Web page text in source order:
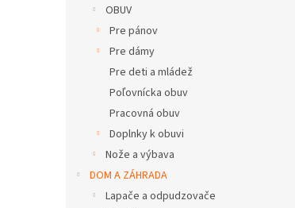
OBUV
Pre pánov
Pre dámy
Pre deti a mládež
Poľovnícka obuv
Pracovná obuv
Doplnky k obuvi
Nože a výbava
DOM A ZÁHRADA
Lapače a odpudzovače